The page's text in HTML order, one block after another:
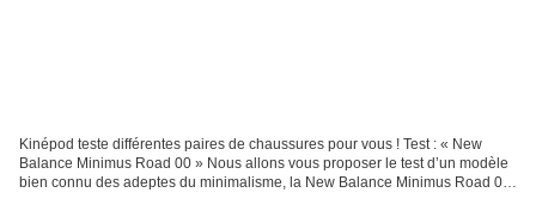
Kinépod teste différentes paires de chaussures pour vous ! Test : « New
Balance Minimus Road 00 » Nous allons vous proposer le test d’un modèle
bien connu des adeptes du minimalisme, la New Balance Minimus Road 00.